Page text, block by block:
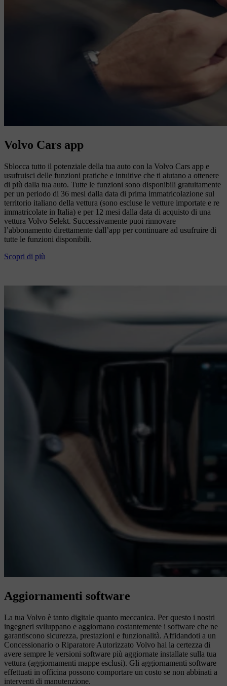
Volvo Cars app
Sblocca tutto il potenziale della tua auto con la Volvo Cars app e
usufruisci delle funzioni pratiche e intuitive che ti aiutano a ottenere
di più dalla tua auto. Tutte le funzioni sono disponibili gratuitamente
per un periodo di 36 mesi dalla data di prima immatricolazione sul
territorio italiano della vettura (sono escluse le vetture importate e re
immatricolate in Italia) e per 12 mesi dalla data di acquisto di una
vettura Volvo Selekt. Successivamente puoi rinnovare
l’abbonamento direttamente dall’app per continuare ad usufruire di
tutte le funzioni disponibili.
Scopri di più
Aggiornamenti software
La tua Volvo è tanto digitale quanto meccanica. Per questo i nostri
ingegneri sviluppano e aggiornano costantemente i software che ne
garantiscono sicurezza, prestazioni e funzionalità. Affidandoti a un
Concessionario o Riparatore Autorizzato Volvo hai la certezza di
avere sempre le versioni software più aggiornate installate sulla tua
vettura (aggiornamenti mappe esclusi). Gli aggiornamenti software
effettuati in officina possono comportare un costo se non abbinati a
interventi di manutenzione.